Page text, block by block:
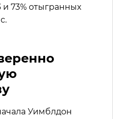
73% отыгранных
Уимблдон